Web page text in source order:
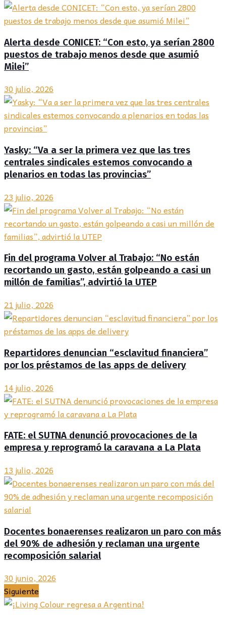
Alerta desde CONICET: “Con esto, ya serían 2800
puestos de trabajo menos desde que asumió
Milei”
30 julio, 2026
Yasky: “Va a ser la primera vez que las tres
centrales sindicales estemos convocando a
plenarios en todas las provincias”
23 julio, 2026
Fin del programa Volver al Trabajo: “No están
recortando un gasto, están golpeando a casi un
millón de familias”, advirtió la UTEP
21 julio, 2026
Repartidores denuncian “esclavitud financiera”
por los préstamos de las apps de delivery
14 julio, 2026
FATE: el SUTNA denunció provocaciones de la
empresa y reprogramó la caravana a La Plata
13 julio, 2026
Docentes bonaerenses realizaron un paro con más
del 90% de adhesión y reclaman una urgente
recomposición salarial
30 junio, 2026
Siguiente